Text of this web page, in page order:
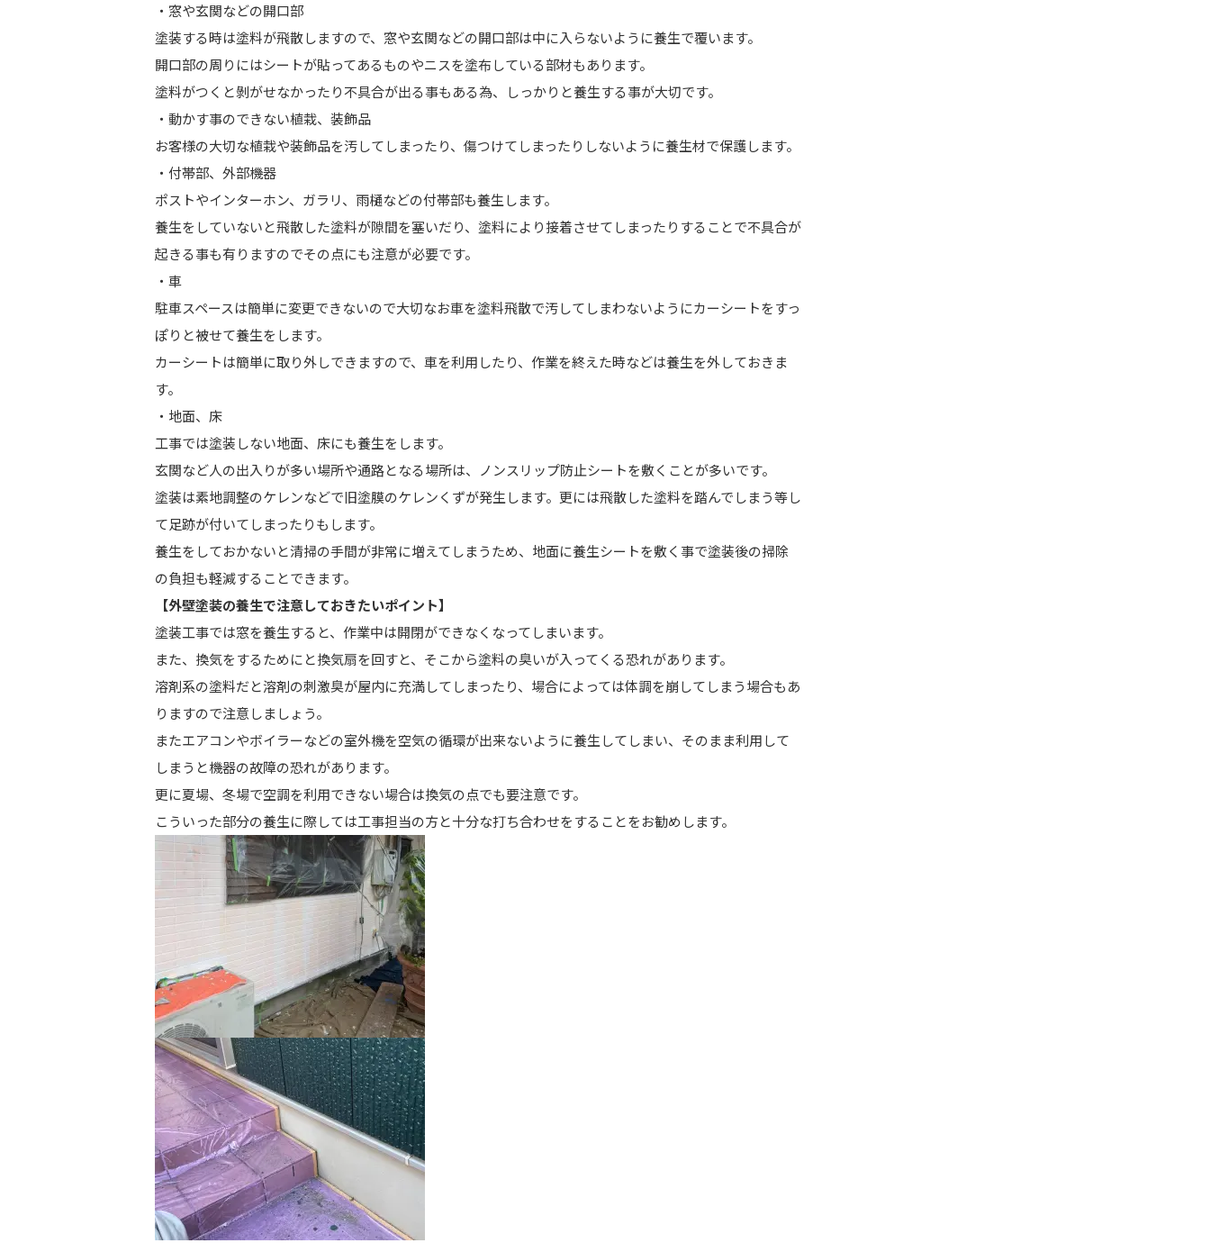
・窓や玄関などの開口部
塗装する時は塗料が飛散しますので、窓や玄関などの開口部は中に入らないように養生で覆います。
開口部の周りにはシートが貼ってあるものやニスを塗布している部材もあります。
塗料がつくと剝がせなかったり不具合が出る事もある為、しっかりと養生する事が大切です。
・動かす事のできない植栽、装飾品
お客様の大切な植栽や装飾品を汚してしまったり、傷つけてしまったりしないように養生材で保護します。
・付帯部、外部機器
ポストやインターホン、ガラリ、雨樋などの付帯部も養生します。
養生をしていないと飛散した塗料が隙間を塞いだり、塗料により接着させてしまったりすることで不具合が
起きる事も有りますのでその点にも注意が必要です。
・車
駐車スペースは簡単に変更できないので大切なお車を塗料飛散で汚してしまわないようにカーシートをすっ
ぽりと被せて養生をします。
カーシートは簡単に取り外しできますので、車を利用したり、作業を終えた時などは養生を外しておきま
す。
・地面、床
工事では塗装しない地面、床にも養生をします。
玄関など人の出入りが多い場所や通路となる場所は、ノンスリップ防止シートを敷くことが多いです。
塗装は素地調整のケレンなどで旧塗膜のケレンくずが発生します。更には飛散した塗料を踏んでしまう等し
て足跡が付いてしまったりもします。
養生をしておかないと清掃の手間が非常に増えてしまうため、地面に養生シートを敷く事で塗装後の掃除
の負担も軽減することできます。
【外壁塗装の養生で注意しておきたいポイント】
塗装工事では窓を養生すると、作業中は開閉ができなくなってしまいます。
また、換気をするためにと換気扇を回すと、そこから塗料の臭いが入ってくる恐れがあります。
溶剤系の塗料だと溶剤の刺激臭が屋内に充満してしまったり、場合によっては体調を崩してしまう場合もあ
りますので注意しましょう。
またエアコンやボイラーなどの室外機を空気の循環が出来ないように養生してしまい、そのまま利用して
しまうと機器の故障の恐れがあります。
更に夏場、冬場で空調を利用できない場合は換気の点でも要注意です。
こういった部分の養生に際しては工事担当の方と十分な打ち合わせをすることをお勧めします。